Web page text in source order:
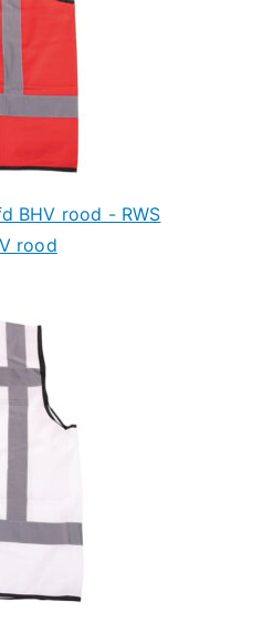
BHV rood - RWS
rood